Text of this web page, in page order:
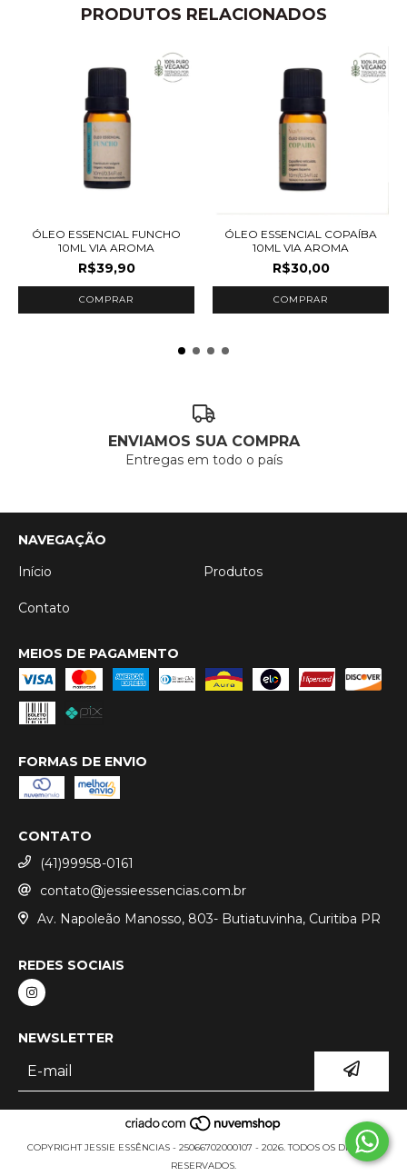
PRODUTOS RELACIONADOS
ÓLEO ESSENCIAL FUNCHO
10ML VIA AROMA
R$39,90
ÓLEO ESSENCIAL COPAÍBA
10ML VIA AROMA
R$30,00
ENVIAMOS SUA COMPRA
Entregas em todo o país
NAVEGAÇÃO
Início
Produtos
Contato
MEIOS DE PAGAMENTO
FORMAS DE ENVIO
CONTATO
(41)99958-0161
contato@jessieessencias.com.br
Av. Napoleão Manosso, 803- Butiatuvinha, Curitiba PR
REDES SOCIAIS
NEWSLETTER
COPYRIGHT JESSIE ESSÊNCIAS - 25066702000107 - 2026. TODOS OS DIREITOS
RESERVADOS.